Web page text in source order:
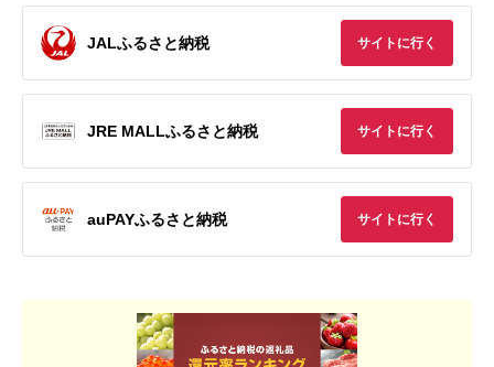
JALふるさと納税 サイトに行く
JRE MALLふるさと納税 サイトに行く
auPAYふるさと納税 サイトに行く